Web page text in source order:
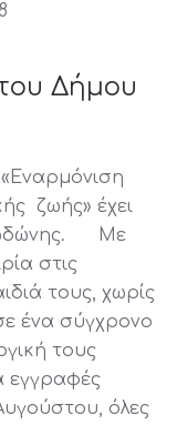
Δήμου
ζωής» έχει
Με
στις
τους, χωρίς
ένα σύγχρονο
τους
όλες